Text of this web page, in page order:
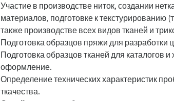
Участие в производстве ниток, создании
материалов, подготовке к текстурированию
также производстве всех видов тканей и
Подготовка образцов пряжи для разработки
Подготовка образцов тканей для каталогов
оформление.
Определение технических характеристик
ткачества.